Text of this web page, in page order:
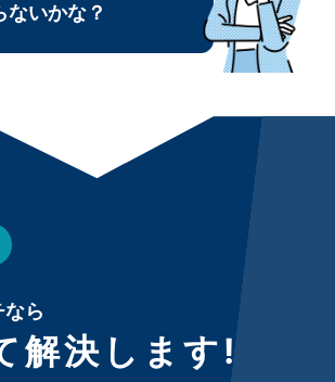
ないかな？
ら
解決します!